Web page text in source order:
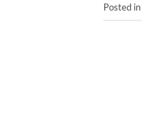
Posted in